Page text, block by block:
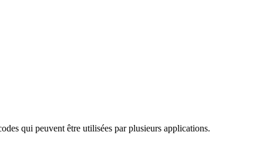
qui peuvent être utilisées par plusieurs applications.